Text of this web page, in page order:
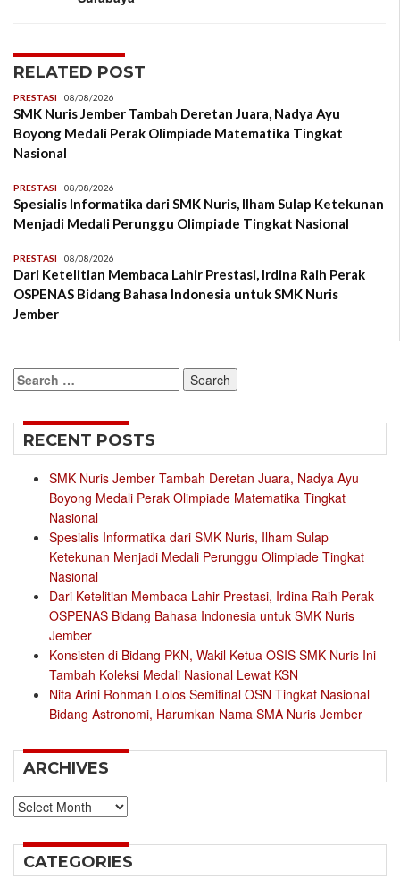
RELATED POST
PRESTASI 08/08/2026
SMK Nuris Jember Tambah Deretan Juara, Nadya Ayu
Boyong Medali Perak Olimpiade Matematika Tingkat
Nasional
PRESTASI 08/08/2026
Spesialis Informatika dari SMK Nuris, Ilham Sulap Ketekunan
Menjadi Medali Perunggu Olimpiade Tingkat Nasional
PRESTASI 08/08/2026
Dari Ketelitian Membaca Lahir Prestasi, Irdina Raih Perak
OSPENAS Bidang Bahasa Indonesia untuk SMK Nuris
Jember
Search
for:
RECENT POSTS
SMK Nuris Jember Tambah Deretan Juara, Nadya Ayu
Boyong Medali Perak Olimpiade Matematika Tingkat
Nasional
Spesialis Informatika dari SMK Nuris, Ilham Sulap
Ketekunan Menjadi Medali Perunggu Olimpiade Tingkat
Nasional
Dari Ketelitian Membaca Lahir Prestasi, Irdina Raih Perak
OSPENAS Bidang Bahasa Indonesia untuk SMK Nuris
Jember
Konsisten di Bidang PKN, Wakil Ketua OSIS SMK Nuris Ini
Tambah Koleksi Medali Nasional Lewat KSN
Nita Arini Rohmah Lolos Semifinal OSN Tingkat Nasional
Bidang Astronomi, Harumkan Nama SMA Nuris Jember
ARCHIVES
Archives
CATEGORIES